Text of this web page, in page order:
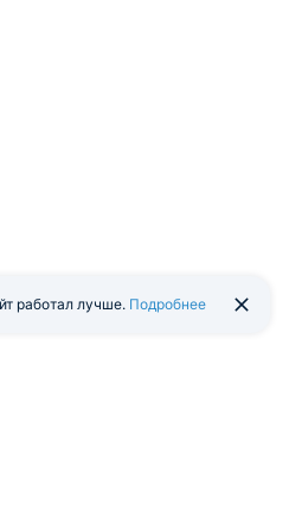
работал лучше. Подробнее